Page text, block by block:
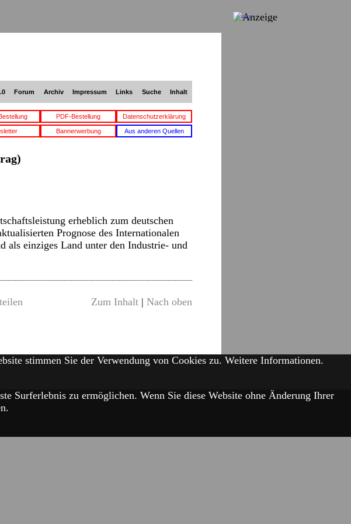
Forum Archiv Impressum Links Suche Inhalt
PDF-Bestellung Datenschutzerklärung
Bannerwerbung Aus anderen Quellen
erheblich zum deutschen
Prognose des Internationalen
als einziges Land unter den Industrie- und
Zum Inhalt | Nach oben
Anzeige
stimmen Sie der Verwendung von Cookies zu. Weitere Informationen.
Surferlebnis zu ermöglichen. Wenn Sie diese Website ohne Änderung Ihrer